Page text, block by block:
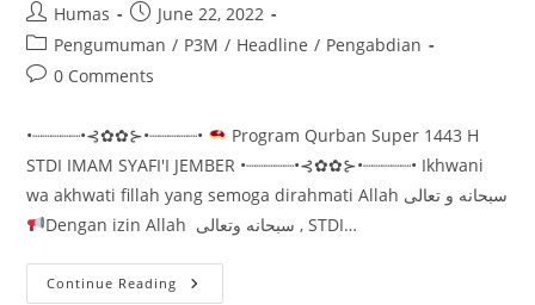
Post
author:
Humas
Post
published:
June 22, 2022
Post
category:
Pengumuman / P3M / Headline / Pengabdian
Post0 Comments
•┈┈┈┈┈•⊰✿✿⊱•┈┈┈┈┈•
Program Qurban Super 1443 H
STDI IMAM SYAFI'I JEMBER •┈┈┈┈┈•⊰✿✿⊱•┈┈┈┈┈• Ikhwani
wa akhwati fillah yang semoga dirahmati Allah سبحانه و تعالى
Dengan izin Allah سبحانه وتعالى , STDI…
Continue Reading Program
Qurban